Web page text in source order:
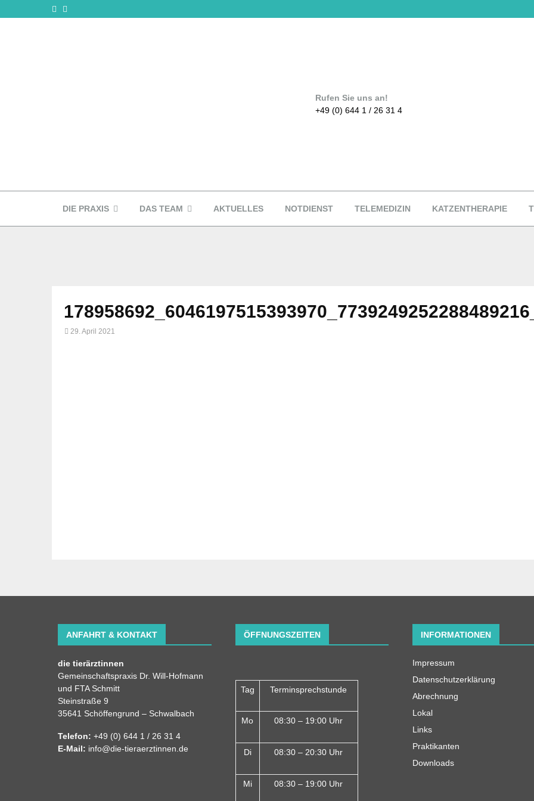
Rufen Sie uns an!
+49 (0) 644 1 / 26 31 4
DIE PRAXIS DAS TEAM AKTUELLES NOTDIENST TELEMEDIZIN KATZENTHERAPIE
29. April 2021
ANFAHRT & KONTAKT
die tierärztinnen
Gemeinschaftspraxis Dr. Will-Hofmann
und FTA Schmitt
Steinstraße 9
35641 Schöffengrund – Schwalbach
Telefon: +49 (0) 644 1 / 26 31 4
E-Mail: info@die-tieraerztinnen.de
ÖFFNUNGSZEITEN
Tag Terminsprechstunde
Mo 08:30 – 19:00 Uhr
Di 08:30 – 20:30 Uhr
Mi 08:30 – 19:00 Uhr
INFORMATIONEN
Impressum
Datenschutzerklärung
Abrechnung
Lokal
Links
Praktikanten
Downloads